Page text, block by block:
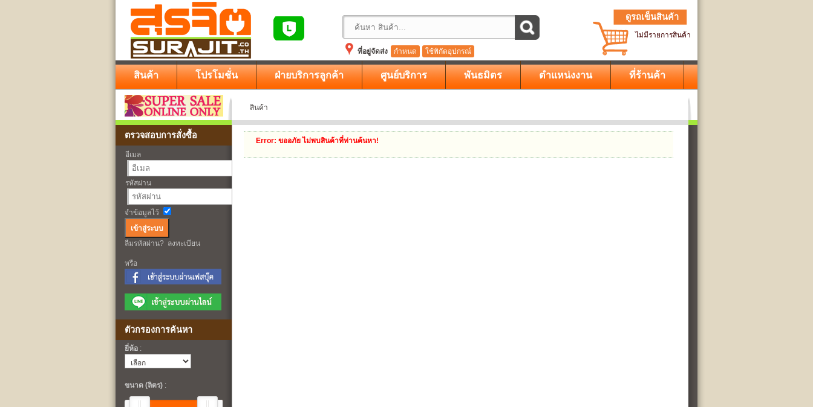
ดูรถเข็นสินค้า
ไม่มีรายการสินค้า
ที่อยู่จัดส่ง
กำหนด ใช้พิกัดอุปกรณ์
สินค้า โปรโมชั่น ฝ่ายบริการลูกค้า ศูนย์บริการ พันธมิตร ตำแหน่งงาน ที่ร้านค้า
สินค้า
Error: ขออภัย ไม่พบสินค้าที่ท่านค้นหา!
ตรวจสอบการสั่งซื้อ
อีเมล
รหัสผ่าน
จำข้อมูลไว้
ลืมรหัสผ่าน? ลงทะเบียน
หรือ
ตัวกรองการค้นหา
ยี่ห้อ :
ขนาด (ลิตร) :